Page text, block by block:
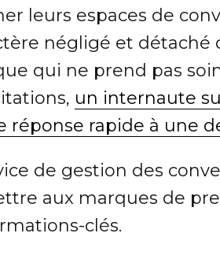
leurs espaces de
négligé et détaché
qui ne prend pas
un internaute
réponse rapide à une
de gestion des
aux marques de
clés.